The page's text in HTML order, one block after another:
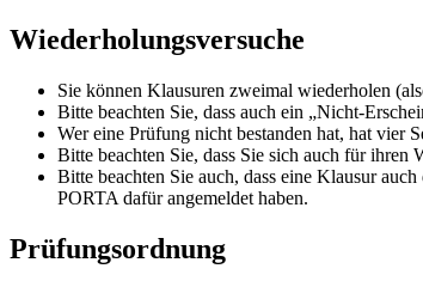
Wiederholungsversuche
Sie können Klausuren zweimal wiederholen
Bitte beachten Sie, dass auch ein „Nicht-
Wer eine Prüfung nicht bestanden hat, hat vier
Bitte beachten Sie, dass Sie sich auch für
Bitte beachten Sie auch, dass eine Klausur
PORTA dafür angemeldet haben.
Prüfungsordnung